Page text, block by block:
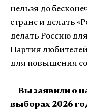
нельзя до
стране и делать
делать Россию
Партия
для повышения
— Вы заявили о
выборах 2026